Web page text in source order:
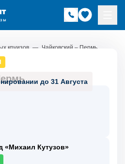
круизов — Чайковский – Пермь
до 31 Августа
«Михаил Кутузов»